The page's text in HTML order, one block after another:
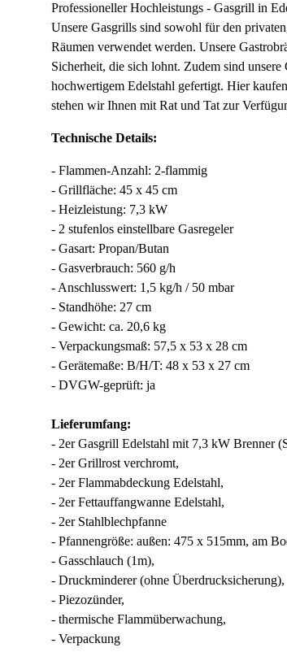
Professioneller Hochleistungs - Gasgrill in
Unsere Gasgrills sind sowohl für den
Räumen verwendet werden. Unsere
Sicherheit, die sich lohnt. Zudem sind
hochwertigem Edelstahl gefertigt. Hier
stehen wir Ihnen mit Rat und Tat zur
Technische Details:
- Flammen-Anzahl: 2-flammig
- Grillfläche: 45 x 45 cm
- Heizleistung: 7,3 kW
- 2 stufenlos einstellbare Gasregeler
- Gasart: Propan/Butan
- Gasverbrauch: 560 g/h
- Anschlusswert: 1,5 kg/h / 50 mbar
- Standhöhe: 27 cm
- Gewicht: ca. 20,6 kg
- Verpackungsmaß: 57,5 x 53 x 28 cm
- Gerätemaße: B/H/T: 48 x 53 x 27 cm
- DVGW-geprüft: ja
Lieferumfang:
- 2er Gasgrill Edelstahl mit 7,3 kW Brenner
- 2er Grillrost verchromt,
- 2er Flammabdeckung Edelstahl,
- 2er Fettauffangwanne Edelstahl,
- 2er Stahlblechpfanne
- Pfannengröße: außen: 475 x 515mm, am
- Gasschlauch (1m),
- Druckminderer (ohne Überdrucksicherung),
- Piezozünder,
- thermische Flammüberwachung,
- Verpackung